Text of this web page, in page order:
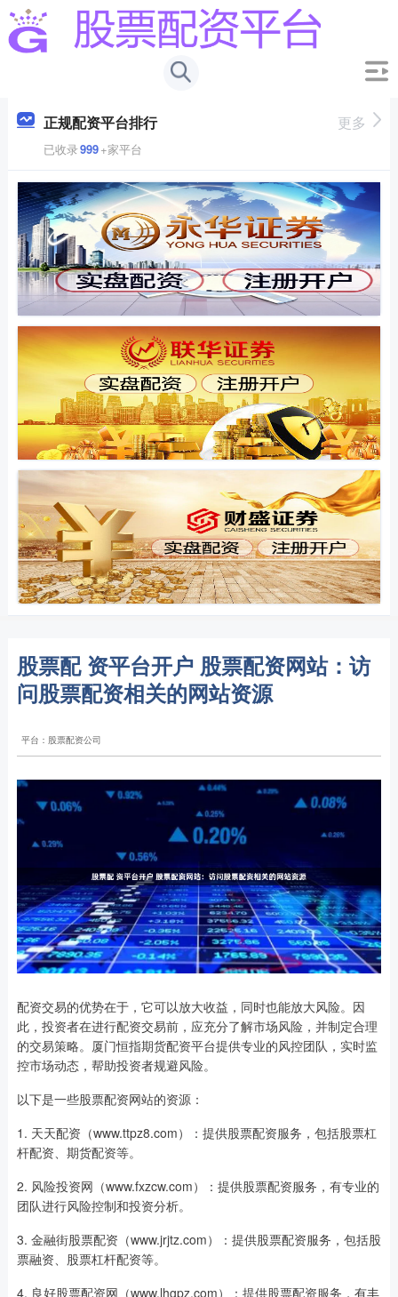
正规配资平台排行
已收录999+家平台
更多
股票配 资平台开户 股票配资网站：访
问股票配资相关的网站资源
平台：股票配资公司
配资交易的优势在于，它可以放大收益，同时也能放大风险。因
此，投资者在进行配资交易前，应充分了解市场风险，并制定合理
的交易策略。厦门恒指期货配资平台提供专业的风控团队，实时监
控市场动态，帮助投资者规避风险。
以下是一些股票配资网站的资源：
1. 天天配资（www.ttpz8.com）：提供股票配资服务，包括股票杠
杆配资、期货配资等。
2. 风险投资网（www.fxzcw.com）：提供股票配资服务，有专业的
团队进行风险控制和投资分析。
3. 金融街股票配资（www.jrjtz.com）：提供股票配资服务，包括股
票融资、股票杠杆配资等。
4. 良好股票配资网（www.lhgpz.com）：提供股票配资服务，有丰